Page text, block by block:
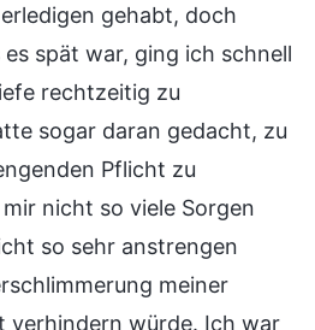
gehabt, doch
spät war, ging ich schnell
rechtzeitig zu
sogar daran gedacht, zu
Pflicht zu
nicht so viele Sorgen
so sehr anstrengen
meiner
verhindern würde. Ich war